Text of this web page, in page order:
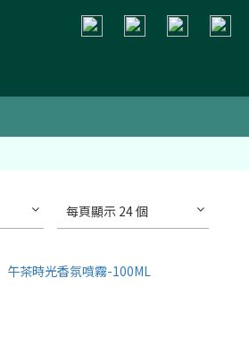
每頁顯示 24 個